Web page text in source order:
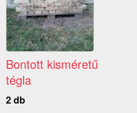
Bontott kisméretű
tégla
2 db